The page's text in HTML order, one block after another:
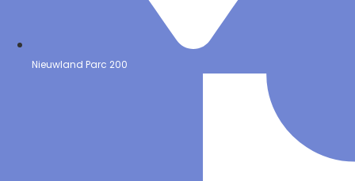
Nieuwland Parc 200